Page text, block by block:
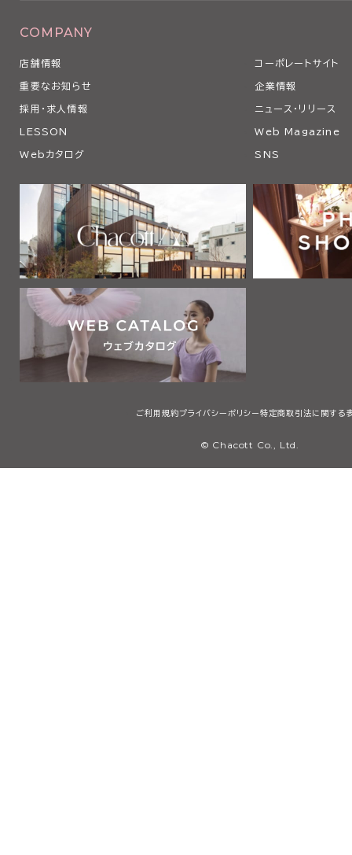
COMPANY
店舗情報 コーポレートサイト
重要なお知らせ 企業情報
採用・求人情報 ニュース・リリース
LESSON Web Magazine
Webカタログ SNS
ご利用規約プライバシーポリシー 特定商取引法に関する
© Chacott Co., Ltd.